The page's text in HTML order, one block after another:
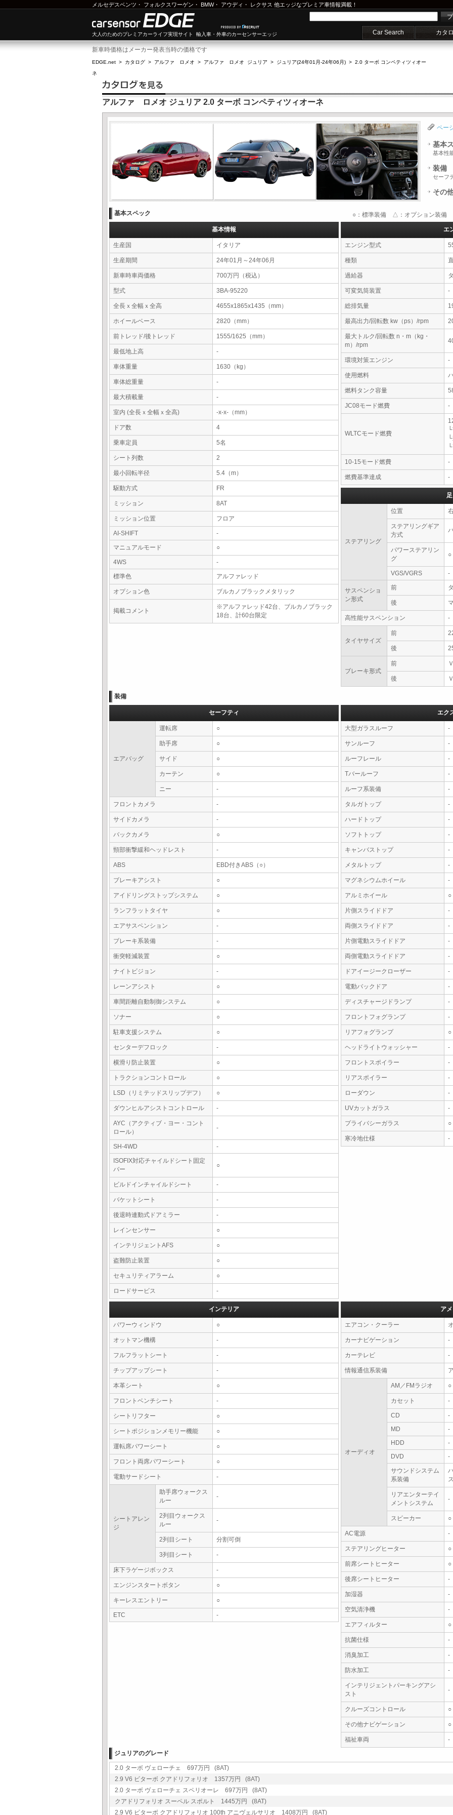
メルセデスベンツ ・ フォルクスワーゲン ・ BMW・ アウディ ・ レクサス 他エッジなプレミア車情報満載！
大人のためのプレミアカーライフ実現サイト 輸入車・外車のカーセンサーエッジ Car Search カタ
新車時価格はメーカー発表当時の価格です
EDGE.net > カタログ > アルファ ロメオ > アルファ ロメオ ジュリア > ジュリア(24年01月-24年06月) > 2.0 ターボ コンペティツィオー
ネ
アルファ ロメオ ジュリア 2.0 ターボ コンペティツィオーネ
ペー
基本
基本性
装備
セーフ
その
基本スペック ○：標準装備 △：オプション装備 -
基本情報
生産国 イタリア
生産期間 24年01月～24年06月
新車時車両価格 700万円（税込）
型式 3BA-95220
全長ｘ全幅ｘ全高 4655x1865x1435（mm）
ホイールベース 2820（mm）
前トレッド/後トレッド 1555/1625（mm）
最低地上高 -
車体重量 1630（kg）
車体総重量 -
最大積載量 -
室内 (全長ｘ全幅ｘ全高) -x-x-（mm）
ドア数 4
乗車定員 5名
シート列数 2
最小回転半径 5.4（m）
駆動方式 FR
ミッション 8AT
ミッション位置 フロア
AI-SHIFT
-
マニュアルモード
○
4WS
-
標準色
アルファレッド
オプション色 ブルカノブラックメタリック
掲載コメント
※アルファレッド42台、ブルカノブラック
18台、計60台限定
エ
エンジン型式
種類
過給器
可変気筒装置 -
総排気量
最高出力/回転数 kw（ps）/rpm
最大トルク/回転数 n・m（kg・
m）/rpm
環境対策エンジン -
使用燃料
燃料タンク容量
JC08モード燃費 -
WLTCモード燃費
10-15モード燃費 -
燃費基準達成 -
ステアリング
位置
ステアリングギア
方式
パワーステアリン
グ
○
VGS/VGRS -
サスペンショ
ン形式
前
後
高性能サスペンション -
タイヤサイズ
前
後
ブレーキ形式
前
後
装備
セーフティ
エアバッグ
運転席 ○
助手席 ○
サイド ○
カーテン ○
ニー -
フロントカメラ -
サイドカメラ -
バックカメラ ○
頸部衝撃緩和ヘッドレスト -
ABS EBD付きABS（○）
ブレーキアシスト ○
アイドリングストップシステム ○
ランフラットタイヤ ○
エアサスペンション -
ブレーキ系装備 -
衝突軽減装置 ○
ナイトビジョン -
レーンアシスト ○
車間距離自動制御システム ○
ソナー ○
駐車支援システム ○
センターデフロック -
横滑り防止装置 ○
トラクションコントロール ○
LSD（リミテッドスリップデフ） ○
ダウンヒルアシストコントロール -
AYC（アクティブ・ヨー・コント
ロール）
-
SH-4WD
-
ISOFIX対応チャイルドシート固定
バー
○
ビルドインチャイルドシート -
バケットシート -
後退時連動式ドアミラー -
レインセンサー ○
インテリジェントAFS ○
盗難防止装置 ○
セキュリティアラーム ○
ロードサービス -
エク
大型ガラスルーフ -
サンルーフ -
ルーフレール -
Tバールーフ -
ルーフ系装備 -
タルガトップ -
ハードトップ -
ソフトトップ -
キャンバストップ -
メタルトップ -
マグネシウムホイール -
アルミホイール ○
片側スライドドア -
両側スライドドア -
片側電動スライドドア -
両側電動スライドドア -
ドアイージークローザー -
電動バックドア -
ディスチャージドランプ -
フロントフォグランプ -
リアフォグランプ ○
ヘッドライトウォッシャー -
フロントスポイラー -
リアスポイラー -
ローダウン -
UVカットガラス -
プライバシーガラス ○
寒冷地仕様 -
インテリア
パワーウィンドウ ○
オットマン機構 -
フルフラットシート -
チップアップシート -
本革シート ○
フロントベンチシート -
シートリフター ○
シートポジションメモリー機能 ○
運転席パワーシート ○
フロント両席パワーシート ○
電動サードシート -
シートアレン
ジ
助手席ウォークス
ルー
-
2列目ウォークス
ルー
-
2列目シート 分割可倒
3列目シート -
床下ラゲージボックス -
エンジンスタートボタン ○
キーレスエントリー ○
ETC -
ア
エアコン・クーラー
カーナビゲーション -
カーテレビ -
情報通信系装備
オーディオ
AM／FMラジオ ○
カセット -
CD
-
MD
-
HDD
-
DVD
-
サウンドシステム
系装備
リアエンターテイ
メントシステム
-
スピーカー ○
AC電源 -
ステアリングヒーター ○
前席シートヒーター ○
後席シートヒーター -
加湿器 -
空気清浄機 -
エアフィルター ○
抗菌仕様 -
消臭加工 -
防水加工 -
インテリジェントパーキングアシ
スト
-
クルーズコントロール ○
その他ナビゲーション ○
福祉車両
-
ジュリアのグレード
2.0 ターボ ヴェローチェ 697万円 (8AT)
2.9 V6 ビターボ クアドリフォリオ 1357万円 (8AT)
2.0 ターボ ヴェローチェ スペリオーレ 697万円 (8AT)
クアドリフォリオ スーペル スポルト 1445万円 (8AT)
2.9 V6 ビターボ クアドリフォリオ 100th アニヴェルサリオ 1408万円 (8AT)